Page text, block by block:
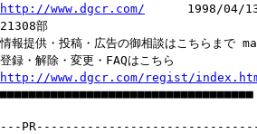
http://www.dgcr.com/ 1998/04/13
21308部
情報提供・投稿・広告の御相談はこちらま
登録・解除・変更・FAQはこちら
http://www.dgcr.com/regist/
■■■■■■■■■■■■■■■■■■■■■■■■■■■■■■■■■■■
---